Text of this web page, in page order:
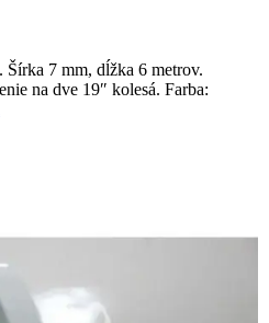
Šírka 7 mm, dĺžka 6 metrov.
na dve 19″ kolesá. Farba: